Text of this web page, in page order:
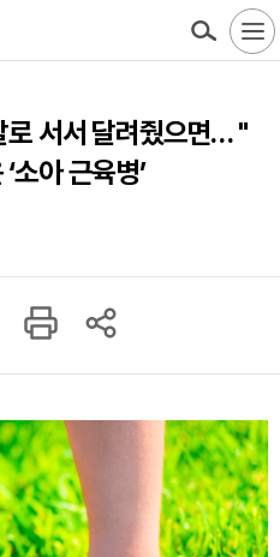
서서 달려줬으면… "
소아 근육병’